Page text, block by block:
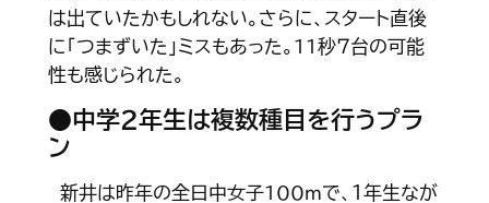
は出ていたかもしれない。さらに、スタート直後
に「つまずいた」ミスもあった。11秒７台の可能
性も感じられた。
●中学２年生は複数種目を行うプラ
ン
新井は昨年の全日中女子100ｍで、１年生なが